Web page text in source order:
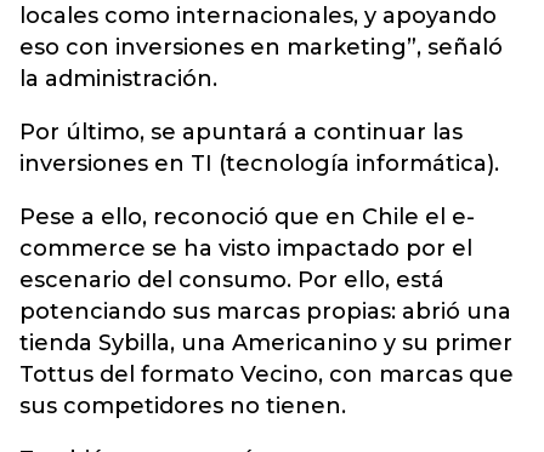
locales como internacionales, y apoyando
eso con inversiones en marketing”, señaló
la administración.
Por último, se apuntará a continuar las
inversiones en TI (tecnología informática).
Pese a ello, reconoció que en Chile el e-
commerce se ha visto impactado por el
escenario del consumo. Por ello, está
potenciando sus marcas propias: abrió una
tienda Sybilla, una Americanino y su primer
Tottus del formato Vecino, con marcas que
sus competidores no tienen.